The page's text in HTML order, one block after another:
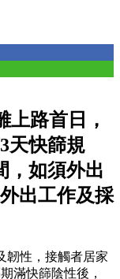
上路首日，
天快篩規
，如須外出
出工作及採
韌性，接觸者居家
滿快篩陰性後，